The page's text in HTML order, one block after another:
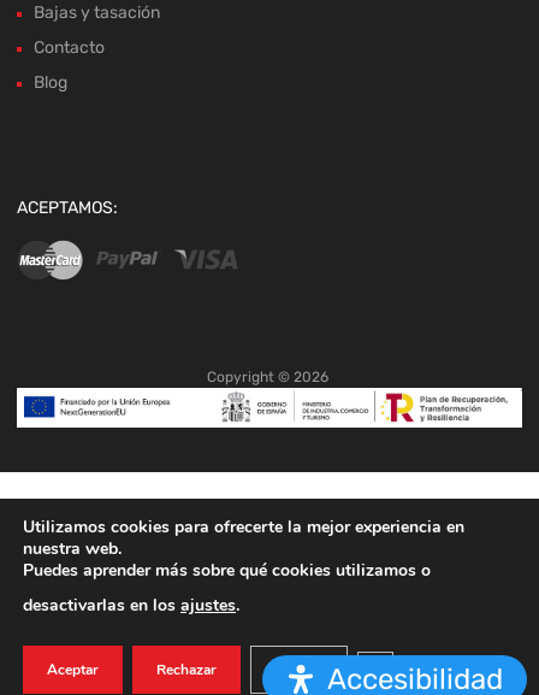
Bajas y tasación
Contacto
Blog
ACEPTAMOS:
Copyright © 2026
Utilizamos cookies para ofrecerte la mejor experiencia en
nuestra web.
Puedes aprender más sobre qué cookies utilizamos o
desactivarlas en los ajustes.
Aceptar Rechazar Ajustes Cerrar el banner de
Accesibilidad